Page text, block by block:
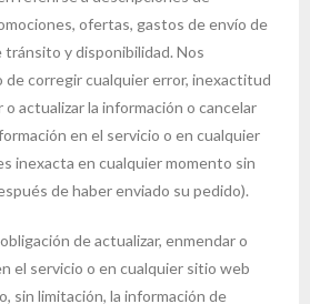
ofertas, gastos de envío de
y disponibilidad. Nos
de corregir cualquier error, inexactitud
o actualizar la información o cancelar
en el servicio o en cualquier
inexacta en cualquier momento sin
de haber enviado su pedido).
de actualizar, enmendar o
el servicio o en cualquier sitio web
sin limitación, la información de